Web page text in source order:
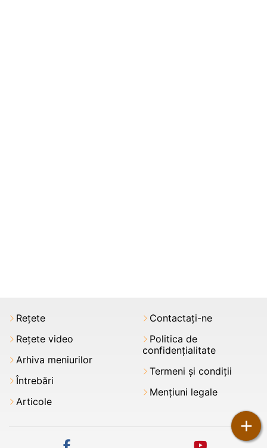
+
Rețete
Rețete video
Arhiva meniurilor
Întrebări
Articole
Contactați-ne
Politica de
confidențialitate
Termeni şi condiții
Mențiuni legale
facebook youtube